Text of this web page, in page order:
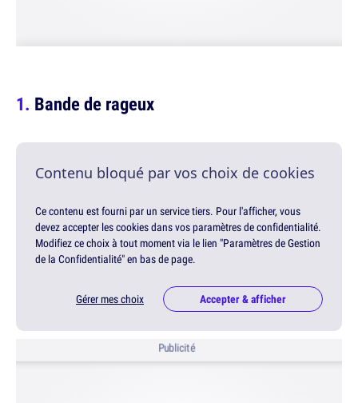
Bande de rageux
Contenu bloqué par vos choix de cookies
Ce contenu est fourni par un service tiers. Pour l'afficher, vous
devez accepter les cookies dans vos paramètres de confidentialité.
Modifiez ce choix à tout moment via le lien "Paramètres de Gestion
de la Confidentialité" en bas de page.
Gérer mes choix Accepter & afficher
Publicité